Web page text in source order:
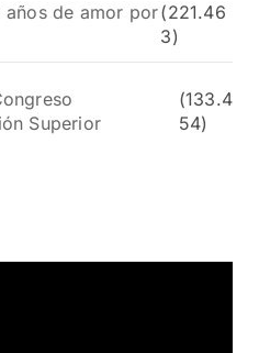
años de amor por(221.46
3)
Superior
(133.4
54)